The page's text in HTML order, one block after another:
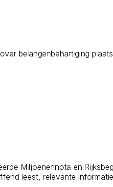
belangenbehartiging
Miljoenennota en
leest, relevante